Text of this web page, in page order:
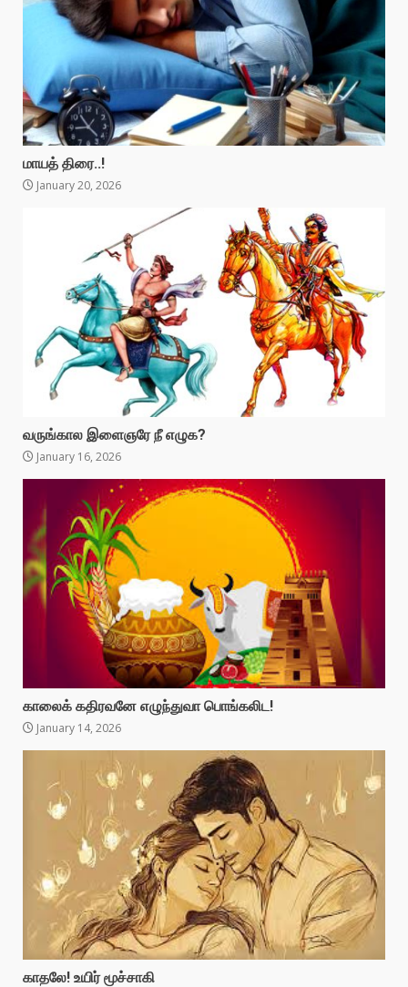
மாயத் திரை..!
January 20, 2026
வருங்கால இளைஞரே நீ எழுக?
January 16, 2026
காலைக் கதிரவனே எழுந்துவா பொங்கலிட!
January 14, 2026
காதலே! உயிர் மூச்சாகி